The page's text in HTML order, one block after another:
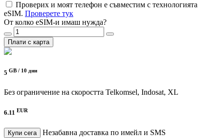
Проверих и моят телефон е съвместим с технологията
eSIM. Проверете тук
От колко eSIM-и имаш нужда?
Плати с карта
5 GB / 10 дни
Без ограничение на скоростта Telkomsel, Indosat, XL
6.11 EUR
Купи сега
Незабавна доставка по имейл и SMS